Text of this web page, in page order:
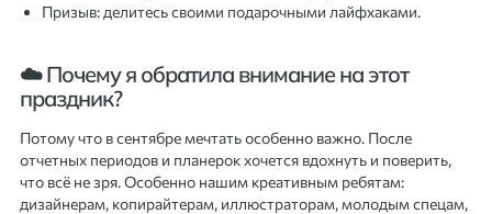
Призыв: делитесь своими подарочными лайфхаками.
☁️ Почему я обратила внимание на этот
праздник?
Потому что в сентябре мечтать особенно важно. После
отчетных периодов и планерок хочется вдохнуть и поверить,
что всё не зря. Особенно нашим креативным ребятам:
дизайнерам, копирайтерам, иллюстраторам, молодым спецам,